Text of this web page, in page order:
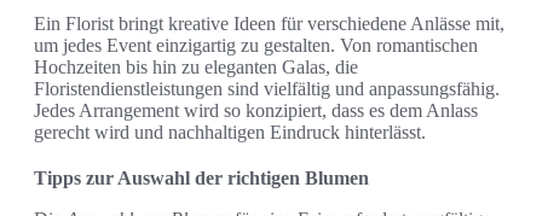
Ein Florist bringt kreative Ideen für verschiedene Anlässe mit,
um jedes Event einzigartig zu gestalten. Von romantischen
Hochzeiten bis hin zu eleganten Galas, die
Floristendienstleistungen sind vielfältig und anpassungsfähig.
Jedes Arrangement wird so konzipiert, dass es dem Anlass
gerecht wird und nachhaltigen Eindruck hinterlässt.
Tipps zur Auswahl der richtigen Blumen